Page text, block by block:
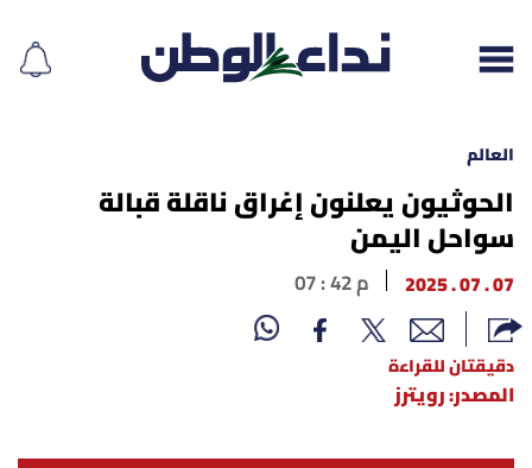
إقرأ الجريدة
لبنان
الغلاف
العالم
الحوثيون يعلنون إغراق ناقلة قبالة
سواحل اليمن
07 . 07 . 2025 07 : 42 م
دقيقتان للقراءة
المصدر: رويترز